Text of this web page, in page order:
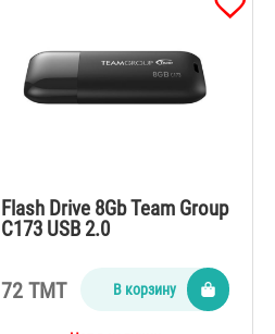
Flash Drive 8Gb Team Group
C173 USB 2.0
72 TMT В корзину